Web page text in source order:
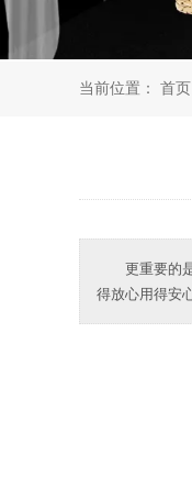
当前位置： 首页
更重要的
得放心用得安心